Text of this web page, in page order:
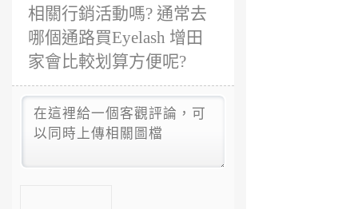
相關行銷活動嗎? 通常去
哪個通路買Eyelash 增田
家會比較划算方便呢?